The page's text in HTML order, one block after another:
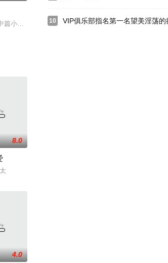
美满的两人即将迎来他们的十周年结婚纪念日
，《卖春防止法》将正式实行，往日喧嚣的花街终将
篇小说集改变，描写了在欲望与伦理之间挣扎的人的
图强、无私
有被认可的才华。他们来自不同的地方，却有一
灭，悍匪携枪遁入茫茫戈壁。刑警杨志刚凭现场足迹
8.0
4.0
10 VIP俱乐部指名第一名望美淫荡的